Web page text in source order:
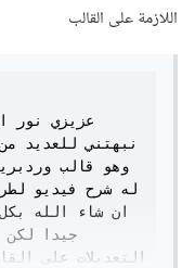
اللازمة على القالب